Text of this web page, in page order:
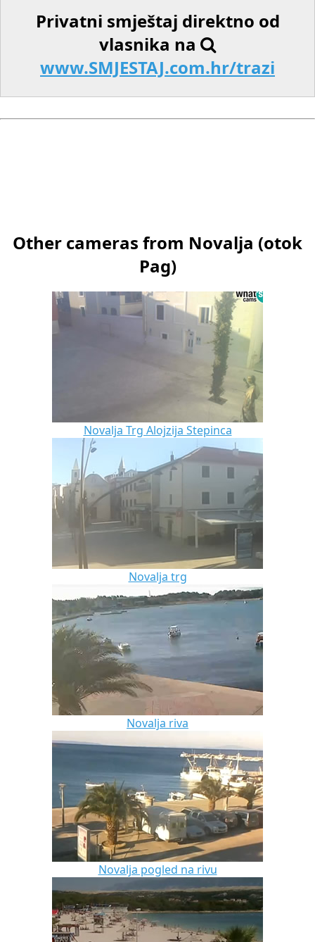
Privatni smještaj direktno od
vlasnika na
www.SMJESTAJ.com.hr/trazi
Other cameras from Novalja (otok
Pag)
Novalja Trg Alojzija Stepinca
Novalja trg
Novalja riva
Novalja pogled na rivu